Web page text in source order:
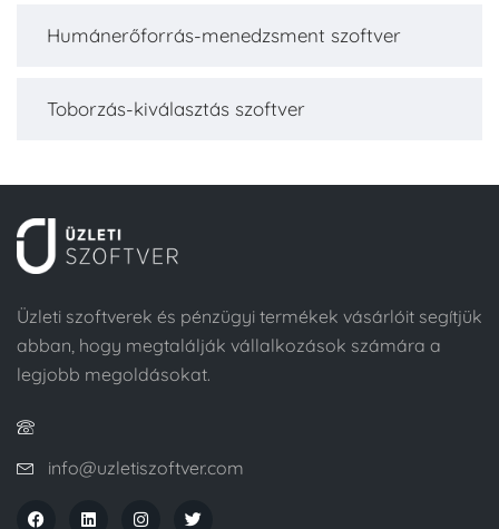
Humánerőforrás-menedzsment szoftver
Toborzás-kiválasztás szoftver
Üzleti szoftverek és pénzügyi termékek vásárlóit segítjük
abban, hogy megtalálják vállalkozások számára a
legjobb megoldásokat.
info@uzletiszoftver.com